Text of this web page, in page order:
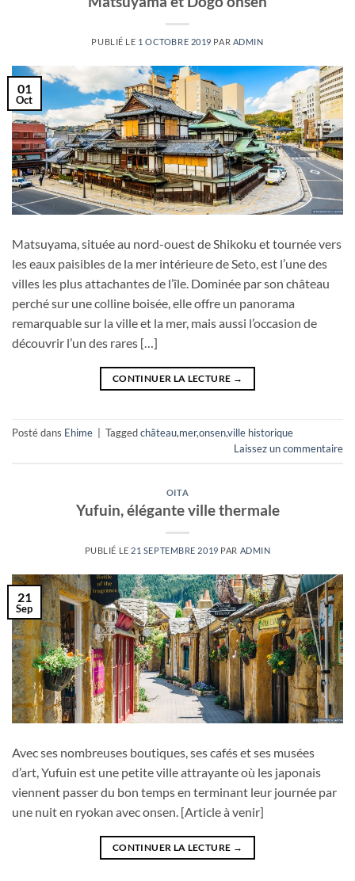
PUBLIÉ LE 1 OCTOBRE 2019 PAR ADMIN
01
Oct
Matsuyama, située au nord-ouest de Shikoku et tournée vers
les eaux paisibles de la mer intérieure de Seto, est l’une des
villes les plus attachantes de l’île. Dominée par son château
perché sur une colline boisée, elle offre un panorama
remarquable sur la ville et la mer, mais aussi l’occasion de
découvrir l’un des rares […]
CONTINUER LA LECTURE →
Posté dans Ehime Taggedchâteau,mer,onsen,ville historique
Laissez un commentaire
OITA
Yufuin, élégante ville thermale
PUBLIÉ LE 21 SEPTEMBRE 2019 PAR ADMIN
21
Sep
Avec ses nombreuses boutiques, ses cafés et ses musées
d’art, Yufuin est une petite ville attrayante où les japonais
viennent passer du bon temps en terminant leur journée par
une nuit en ryokan avec onsen. [Article à venir]
CONTINUER LA LECTURE →